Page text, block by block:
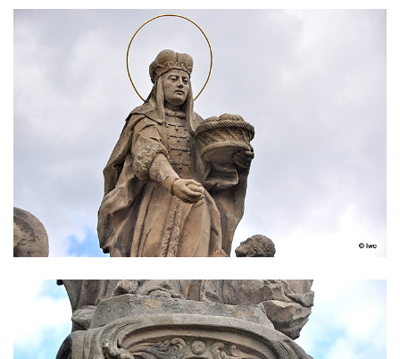
Homo) v Krompachu
Sloup Panny Marie Bolestné v Chodové
Sloup Panny Marie s Ježíškem v Údlicích
Sloup Nejsvětější Trojice v Údlicích
Sloup se sochou svatého Josefa s
Ježíškem v Údlicích
Sloup Panny Marie v Chodově
Sloup Panny Marie v Hořicích
Sloup Nejsvětější Trojice ve Vejprtech
Sloup Nejsvětější Trojice v Teplé
Sloup Panny Marie v Bečově nad Teplou
Sloup se sochou svatého Petra v Mnichově